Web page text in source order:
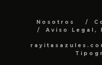
Nosotros
Aviso Legal,